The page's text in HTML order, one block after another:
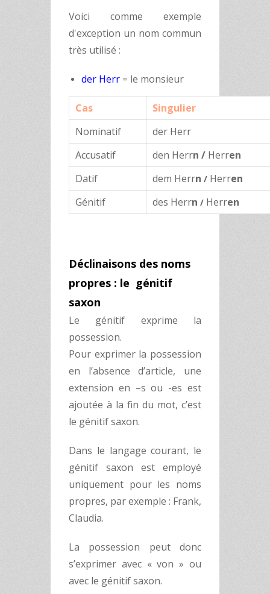
Voici comme exemple
d'exception un nom commun
très utilisé :
der Herr = le monsieur
Cas
Singulier
Nominatif
der Herr
Accusatif
den Herrn / Herren
Datif
dem Herrn / Herren
Génitif
des Herrn / Herren
Déclinaisons des noms
propres : le génitif
saxon
Le génitif exprime la
possession.
Pour exprimer la possession
en l’absence d’article, une
extension en –s ou -es est
ajoutée à la fin du mot, c’est
le génitif saxon.
Dans le langage courant, le
génitif saxon est employé
uniquement pour les noms
propres, par exemple : Frank,
Claudia.
La possession peut donc
s’exprimer avec « von » ou
avec le génitif saxon.